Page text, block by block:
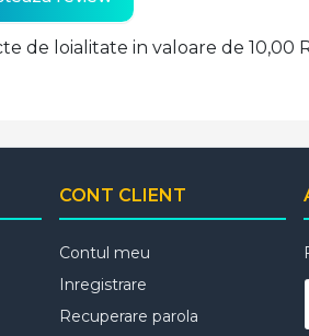
de loialitate in valoare de 10,00
CONT CLIENT
Contul meu
Inregistrare
Recuperare parola